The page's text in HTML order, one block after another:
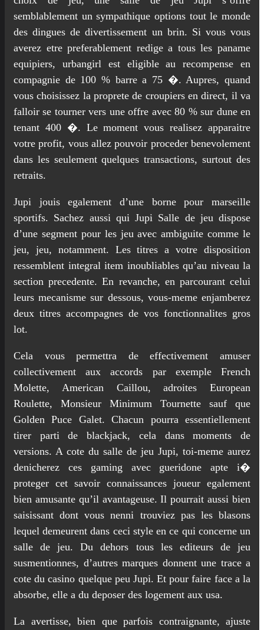
semblablement un sympathique options tout le monde
des dingues de divertissement un brin. Si vous vous
averez etre preferablement redige a tous les paname
equipiers, urbangirl est eligible au recompense en
compagnie de 100 % barre a 75 �. Aupres, quand
vous choisissez la proprete de croupiers en direct, il va
falloir se tourner vers une offre avec 80 % sur dune en
tenant 400 �. Le moment vous realisez apparaitre
votre profit, vous allez pouvoir proceder benevolement
dans les seulement quelques transactions, surtout des
retraits.
Jupi jouis egalement d’une borne pour marseille
sportifs. Sachez aussi qui Jupi Salle de jeu dispose
d’une segment pour les jeu avec ambiguite comme le
jeu, jeu, notamment. Les titres a votre disposition
ressemblent integral item inoubliables qu’au niveau la
section precedente. En revanche, en parcourant celui
leurs mecanisme sur dessous, vous-meme enjamberez
deux titres accompagnes de vos fonctionnalites gros
lot.
Cela vous permettra de effectivement amuser
collectivement aux accords par exemple French
Molette, American Caillou, adroites European
Roulette, Monsieur Minimum Tournette sauf que
Golden Puce Galet. Chacun pourra essentiellement
tirer parti de blackjack, cela dans moments de
versions. A cote du salle de jeu Jupi, toi-meme aurez
denicherez ces gaming avec gueridone apte i�
proteger cet savoir connaissances joueur egalement
bien amusante qu’il avantageuse. Il pourrait aussi bien
saisissant dont vous nenni trouviez pas les blasons
lequel demeurent dans ceci style en ce qui concerne un
salle de jeu. Du dehors tous les editeurs de jeu
susmentionnes, d’autres marques donnent une trace a
cote du casino quelque peu Jupi. Et pour faire face a la
absorbe, elle a du deposer des logement aux usa.
La avertisse, bien que parfois contraignante, ajuste